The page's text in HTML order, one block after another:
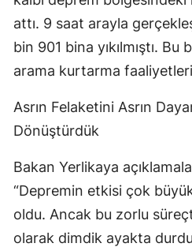
attı. 9 saat arayla
bin 901 bina yıkılmıştı. Bu
arama kurtarma
Asrın Felaketini Asrın
Dönüştürdük
Bakan Yerlikaya
“Depremin etkisi çok
oldu. Ancak bu zorlu
olarak dimdik ayakta